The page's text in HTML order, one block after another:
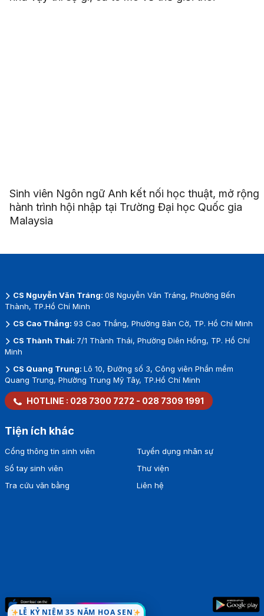
LỄ KỶ NIỆM 35 NĂM HOA SEN
Sinh viên Ngôn ngữ Anh kết nối học thuật, mở rộng
hành trình hội nhập tại Trường Đại học Quốc gia
Malaysia
CS Nguyễn Văn Tráng: 08 Nguyễn Văn Tráng, Phường Bến
Thành, TP.Hồ Chí Minh
CS Cao Thắng: 93 Cao Thắng, Phường Bàn Cờ, TP. Hồ Chí Minh
CS Thành Thái: 7/1 Thành Thái, Phường Diên Hồng, TP. Hồ Chí
Minh
CS Quang Trung: Lô 10, Đường số 3, Công viên Phần mềm
Quang Trung, Phường Trung Mỹ Tây, TP.Hồ Chí Minh
HOTLINE : 028 7300 7272 - 028 7309 1991
Tiện ích khác
Cổng thông tin sinh viên
Sổ tay sinh viên
Tra cứu văn bằng
Tuyển dụng nhân sự
Thư viện
Liên hệ